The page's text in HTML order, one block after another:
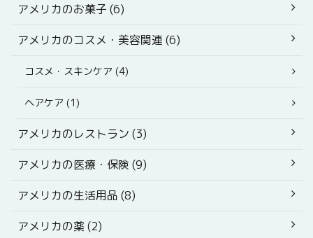
アメリカのお菓子 (6)
アメリカのコスメ・美容関連 (6)
コスメ・スキンケア (4)
ヘアケア (1)
アメリカのレストラン (3)
アメリカの医療・保険 (9)
アメリカの生活用品 (8)
アメリカの薬 (2)